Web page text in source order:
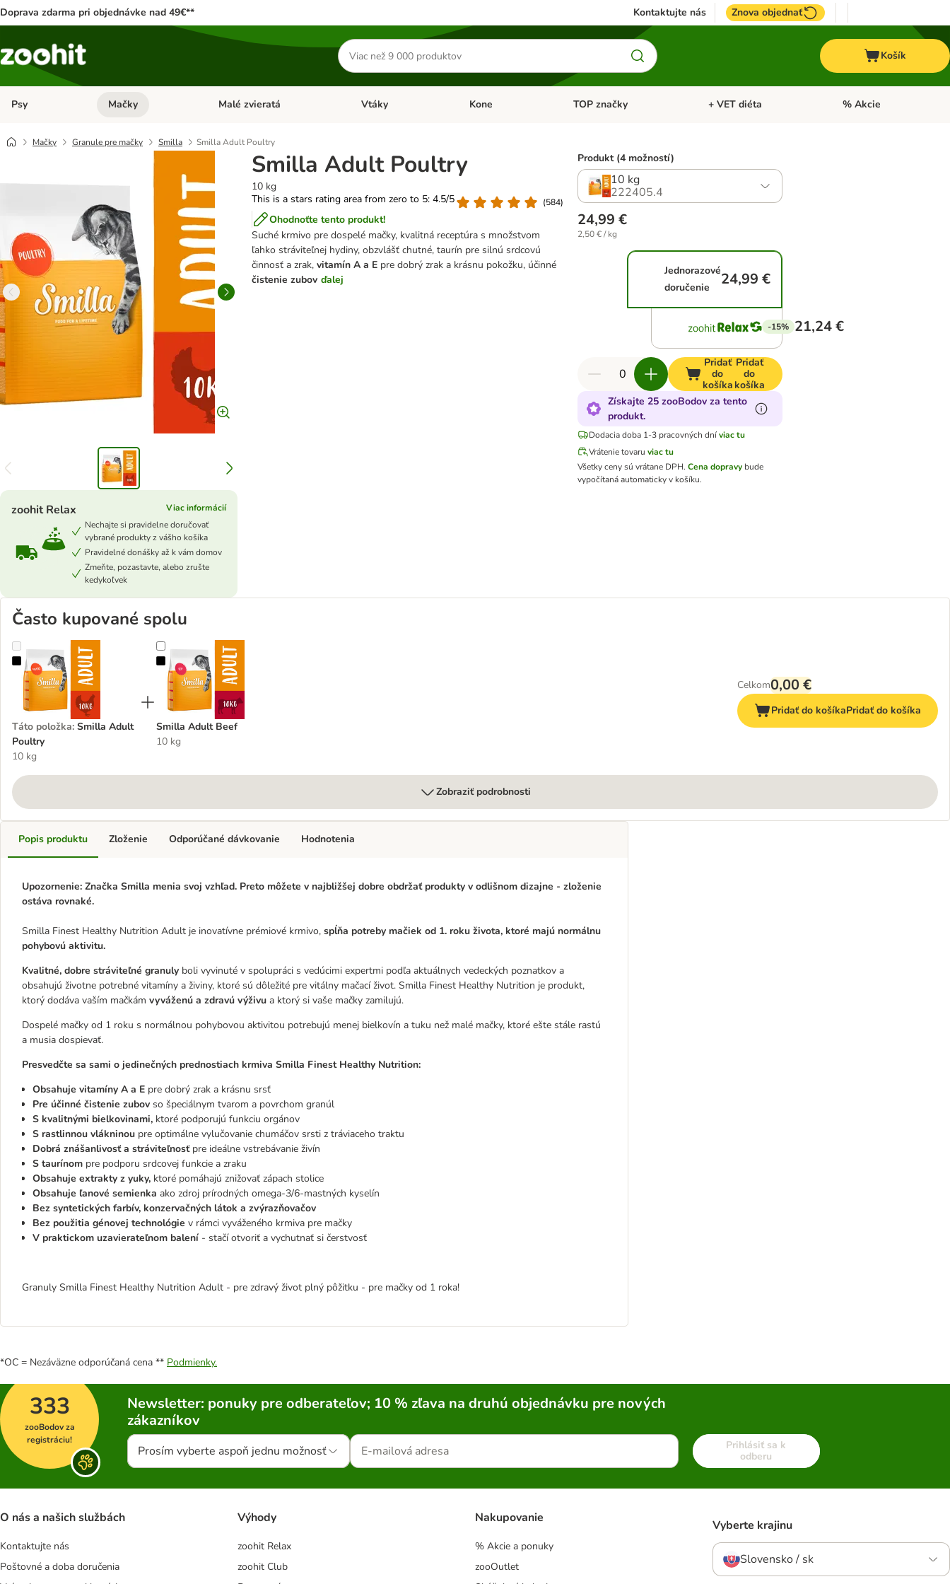
Doprava zdarma pri objednávke nad 49€** Kontaktujte nás Znova objednať
Hľadať
produkty
Košík
Psy Otvoriť menu: Psy
Mačky Otvoriť menu: Mačky
Malé zvieratá Otvoriť menu: Malé zvieratá
Vtáky Otvoriť menu: Vtáky
Kone Otvoriť menu: Kone
TOP značky Otvoriť menu: TOP značky
+ VET diéta Otvoriť menu: + VET diéta
% Akcie
Mačky Granule pre mačky Smilla Smilla Adult Poultry
Smilla Adult Poultry
10 kg
This is a stars rating area from zero to 5: 4.5/5
(584)
Ohodnoťte tento produkt!
Suché krmivo pre dospelé mačky, kvalitná receptúra ​​s množstvom
ľahko stráviteľnej hydiny, obzvlášť chutné, taurín pre silnú srdcovú
činnosť a zrak, vitamín A a Epre dobrý zrak a krásnu pokožku, účinné
čistenie zubov ďalej
zoohit Relax
Viac informácií
Nechajte si pravidelne doručovať
vybrané produkty z vášho košíka
Pravidelné donášky až k vám domov
Zmeňte, pozastavte, alebo zrušte
kedykoľvek
Produkt (4 možností)
10 kg
222405.4
24,99 €
2,50 € / kg
Jednorazové
doručenie
24,99 €
-15% 21,24 €
Pridať
do
košíka
Pridať
do
košíka
Získajte 25 zooBodov za tento
produkt.
Dodacia doba 1-3 pracovných dní viac tu
Vrátenie tovaru viac tu
Všetky ceny sú vrátane DPH. Cena dopravybude
vypočítaná automaticky v košíku.
Často kupované spolu
Smilla Adult Poultry
Táto položka: Smilla Adult
Poultry
10 kg
Smilla Adult Beef
Smilla Adult Beef
10 kg
Celkom0,00 €
Pridať do košíkaPridať do košíka
Zobraziť podrobnosti
Popis produktu
Upozornenie: Značka Smilla menia svoj vzhľad. Preto môžete v najbližšej dobre obdržať produkty v odlišnom dizajne - zloženie
ostáva rovnaké.
Smilla Finest Healthy Nutrition Adult je inovatívne prémiové krmivo, spĺňa potreby mačiek od 1. roku života, ktoré majú normálnu
pohybovú aktivitu.
Kvalitné, dobre stráviteľné granuly boli vyvinuté v spolupráci s vedúcimi expertmi podľa aktuálnych vedeckých poznatkov a
obsahujú životne potrebné vitamíny a živiny, ktoré sú dôležité pre vitálny mačací život. Smilla Finest Healthy Nutrition je produkt,
ktorý dodáva vaším mačkám vyváženú a zdravú výživu a ktorý si vaše mačky zamilujú.
Dospelé mačky od 1 roku s normálnou pohybovou aktivitou potrebujú menej bielkovín a tuku než malé mačky, ktoré ešte stále rastú
a musia dospievať.
Presvedčte sa sami o jedinečných prednostiach krmiva Smilla Finest Healthy Nutrition:
Obsahuje vitamíny A a E pre dobrý zrak a krásnu srsť
Pre účinné čistenie zubov so špeciálnym tvarom a povrchom granúl
S kvalitnými bielkovinami, ktoré podporujú funkciu orgánov
S rastlinnou vlákninou pre optimálne vylučovanie chumáčov srsti z tráviaceho traktu
Dobrá znášanlivosť a stráviteľnosťpre ideálne vstrebávanie živín
S taurínom pre podporu srdcovej funkcie a zraku
Obsahuje extrakty z yuky, ktoré pomáhajú znižovať zápach stolice
Obsahuje ľanové semienka ako zdroj prírodných omega-3/6-mastných kyselín
Bez syntetických farbív, konzervačných látok a zvýrazňovačov
Bez použitia génovej technológie v rámci vyváženého krmiva pre mačky
V praktickom uzavierateľnom balení - stačí otvoriť a vychutnať si čerstvosť
Granuly Smilla Finest Healthy Nutrition Adult - pre zdravý život plný pôžitku - pre mačky od 1 roka!
Zloženie Odporúčané dávkovanie Hodnotenia
*OC = Nezáväzne odporúčaná cena ** Podmienky.
333
zooBodov za
registráciu!
Newsletter: ponuky pre odberateľov; 10 % zľava na druhú objednávku pre nových
zákazníkov
Prosím vyberte aspoň jednu možnosť
Prihlásiť sa k
odberu
O nás a našich službách
Kontaktujte nás
Poštovné a doba doručenia
Výhody
zoohit Relax
zoohit Club
Nakupovanie
% Akcie a ponuky
zooOutlet
Vyberte krajinu
Slovensko / sk